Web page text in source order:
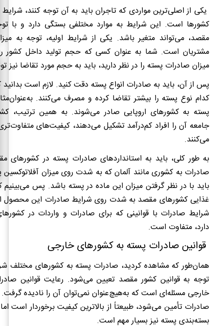
یکی از اصلی‌ترین مواردی که تاجران باید به آن توجه کنند،
کشورها است. این شرایط به موارد مختلفی بستگی دارد و با
مقصد، می‌تواند متغیر باشد. یکی از شرایط اولیه، توجه به
مشتریان است. شما به عنوان کسی که حجم تولید داخل کشور
میزان صادرات پسته را در نظر دارید، باید به حجم مورد تقاضا نیز
پس از آن، باید به صادرات انواع پسته دقت کنید. لازم است بدانید
کدام نوع پسته را بیشتر تقاضا کرده و مصرف می‌کنند.
پسته به کشورهای اروپایی صادر می‌شوند. به همین ترتیب،
جامعه آن را افراد کم‌درآمد تشکیل می‌دهند، کیفیت‌های
می‌کنند.
به طور کلی، باید به استانداردهای صادرات پسته در کشورهای
صادرات به کشوری مانند آلمان که به شدت روی میزان آفلاتوکسین
باید با در نظر گرفتن میزان این ماده در پسته باشد. پس می‌بینیم
غذایی کشورهای مقصد به شدت روی شرایط صادرات این محصول
شرایط صادرات با قوانینی که برای صادرات و واردات در
دارد، متفاوت است.
قوانین صادرات پسته به کشورهای خارجی
همان‌طور که مشاهده کردید، صادرات پسته به کشورهای مختلف
توجه ‌به قوانین کشور مقصد تعیین می‌شود. رعایت قوانین
خارجی مسئله‌ای است که به‌هیچ‌عنوان نمی‌توان آن را نادیده
صادرات تأمین می‌شود، طبیعتاً از بالاترین کیفیت برخوردار است
بسته‌بندی پسته نیز بسیار مهم است.